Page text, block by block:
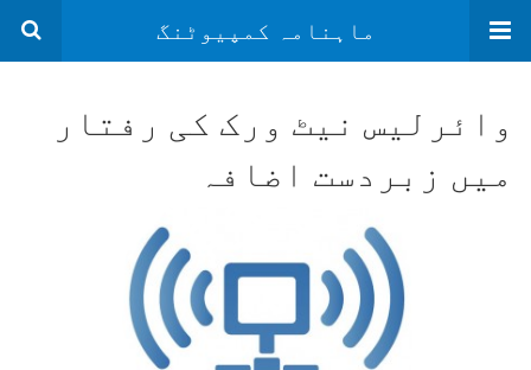
ماہنامہ کمپیوٹنگ
وائرلیس نیٹ ورک کی رفتار
میں زبردست اضافہ